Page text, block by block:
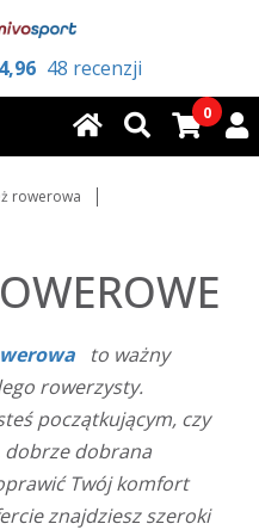
4,96 48 recenzji
0
rowerowa
to ważny
rowerzysty.
początkującym, czy
dobrze dobrana
Twój komfort
znajdziesz szeroki